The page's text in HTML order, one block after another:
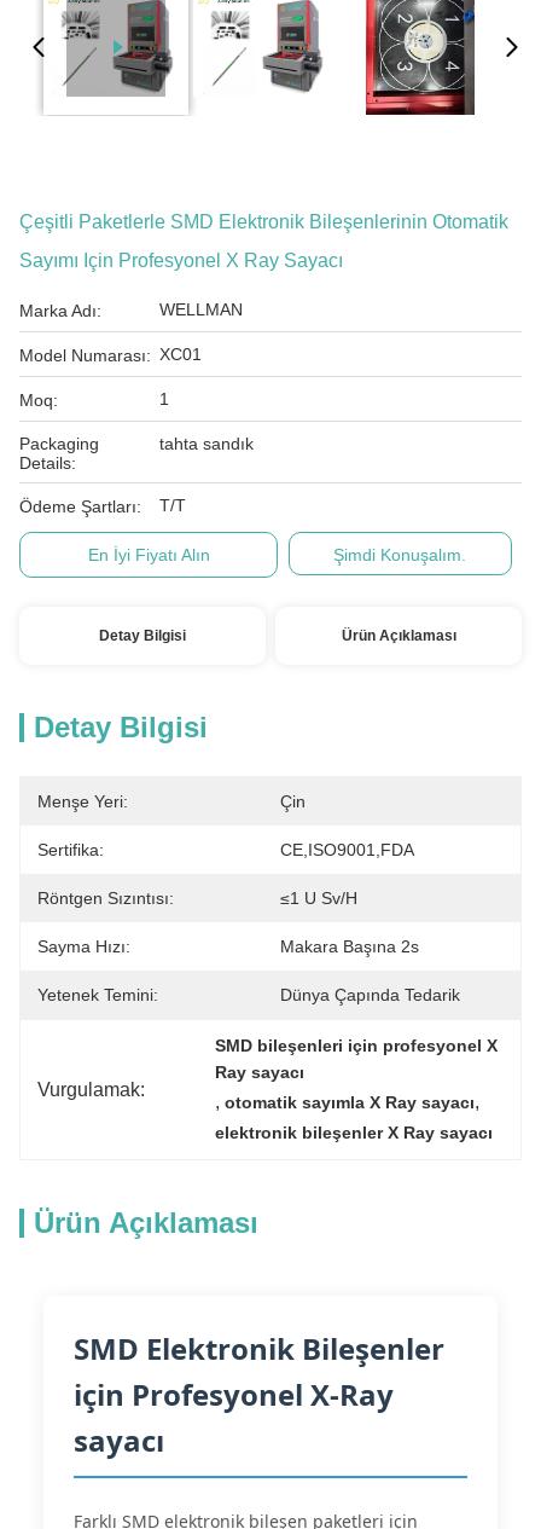
Çeşitli Paketlerle SMD Elektronik Bileşenlerinin Otomatik
Sayımı Için Profesyonel X Ray Sayacı
Marka Adı: WELLMAN
Model Numarası: XC01
Moq: 1
Packaging
Details:
tahta sandık
Ödeme Şartları: T/T
En İyi Fiyatı Alın Şimdi Konuşalım.
Detay Bilgisi Ürün Açıklaması
Detay Bilgisi
Menşe Yeri: Çin
Sertifika: CE,ISO9001,FDA
Röntgen Sızıntısı: ≤1 U Sv/h
Sayma Hızı: Makara Başına 2s
Yetenek Temini: Dünya Çapında Tedarik
Vurgulamak:
SMD bileşenleri için profesyonel X
Ray sayacı
, otomatik sayımla X Ray sayacı,
elektronik bileşenler X Ray sayacı
Ürün Açıklaması
SMD Elektronik Bileşenler
için Profesyonel X-Ray
sayacı
Farklı SMD elektronik bileşen paketleri için